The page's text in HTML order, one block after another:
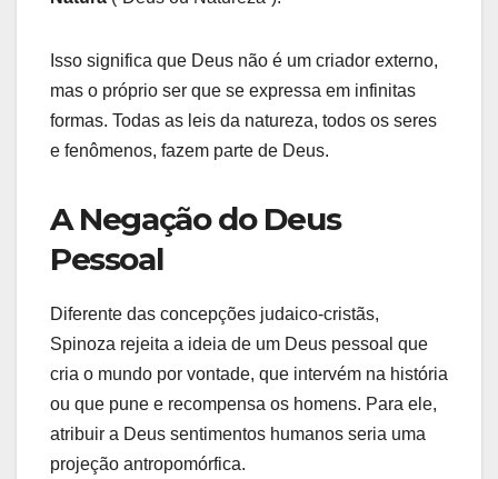
Isso significa que Deus não é um criador externo,
mas o próprio ser que se expressa em infinitas
formas. Todas as leis da natureza, todos os seres
e fenômenos, fazem parte de Deus.
A Negação do Deus
Pessoal
Diferente das concepções judaico-cristãs,
Spinoza rejeita a ideia de um Deus pessoal que
cria o mundo por vontade, que intervém na história
ou que pune e recompensa os homens. Para ele,
atribuir a Deus sentimentos humanos seria uma
projeção antropomórfica.